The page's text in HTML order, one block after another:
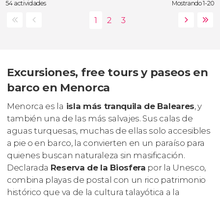
54 actividades Mostrando 1-20
Excursiones, free tours y paseos en
barco en Menorca
Menorca es la isla más tranquila de Baleares, y
también una de las más salvajes. Sus calas de
aguas turquesas, muchas de ellas solo accesibles
a pie o en barco, la convierten en un paraíso para
quienes buscan naturaleza sin masificación.
Declarada Reserva de la Biosfera por la Unesco,
combina playas de postal con un rico patrimonio
histórico que va de la cultura talayótica a la